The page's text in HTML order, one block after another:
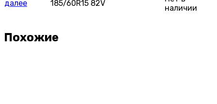
далее
185/60R15 82V
наличии
Похожие